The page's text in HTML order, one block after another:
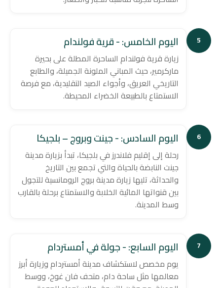
5 اليوم الخامس: - قرية فولندام
زيارة قرية فولندام الساحرة المطلة على بحيرة
ماركرمير، حيث المباني الملونة الجميلة، والطابع
التاريخي العريق، وأجواء الصيد التقليدية، مع فرصة
الاستمتاع بالطبيعة الخضراء المحيطة.
6 اليوم السادس: - جينت وبروج – بلجيكا
رحلة إلى إقليم فلاندرز في بلجيكا، تبدأ بزيارة مدينة
جينت النابضة بالحياة والتي تجمع بين التاريخ
والحداثة، تليها زيارة مدينة بروج الرومانسية للتجول
بين قنواتها المائية الخلابة والاستمتاع برحلة بالقارب
وسط المدينة.
7 اليوم السابع: - جولة في أمستردام
يوم مخصص لاستكشاف مدينة أمستردام وزيارة أبرز
معالمها مثل ساحة دام، متحف فان غوخ، ووسط